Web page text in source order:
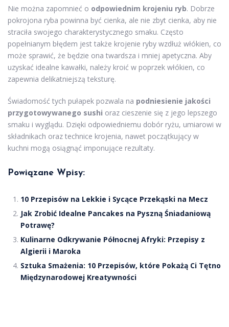
Nie można zapomnieć o odpowiednim krojeniu ryb. Dobrze
pokrojona ryba powinna być cienka, ale nie zbyt cienka, aby nie
straciła swojego charakterystycznego smaku. Często
popełnianym błędem jest także krojenie ryby wzdłuż włókien, co
może sprawić, że będzie ona twardsza i mniej apetyczna. Aby
uzyskać idealne kawałki, należy kroić w poprzek włókien, co
zapewnia delikatniejszą teksturę.
Świadomość tych pułapek pozwala na podniesienie jakości
przygotowywanego sushi oraz cieszenie się z jego lepszego
smaku i wyglądu. Dzięki odpowiedniemu dobór ryżu, umiarowi w
składnikach oraz technice krojenia, nawet początkujący w
kuchni mogą osiągnąć imponujące rezultaty.
Powiązane Wpisy:
10 Przepisów na Lekkie i Sycące Przekąski na Mecz
Jak Zrobić Idealne Pancakes na Pyszną Śniadaniową
Potrawę?
Kulinarne Odkrywanie Północnej Afryki: Przepisy z
Algierii i Maroka
Sztuka Smażenia: 10 Przepisów, które Pokażą Ci Tętno
Międzynarodowej Kreatywności